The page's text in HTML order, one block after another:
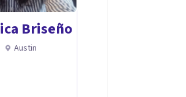
Briseño
Austin